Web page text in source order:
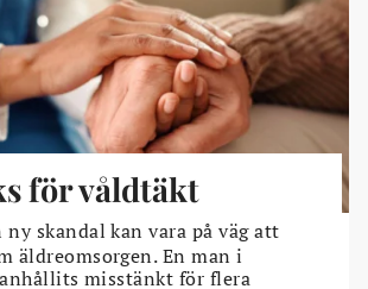
för våldtäkt
ny skandal kan vara på väg att
äldreomsorgen. En man i
misstänkt för flera